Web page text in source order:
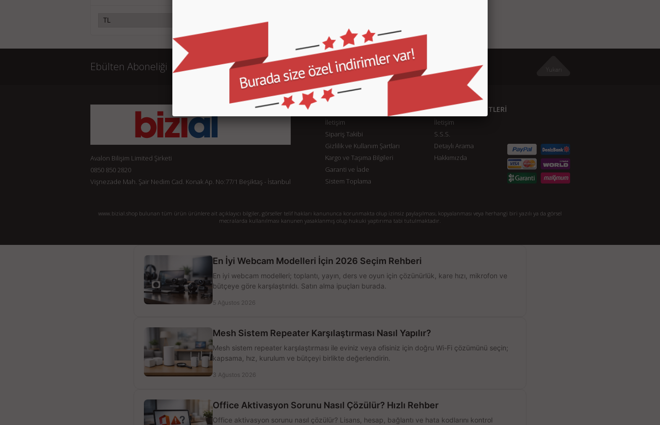
Ebülten Aboneliği
Avalon Bilişim Limited Şirketi
0850 850 2820
Vişnezade Mah. Şair Nedim Cad. Konak Ap. No:77/1 Beşiktaş - İstanbul
İletişim
Sipariş Takibi
Gizlilik ve Kullanım Şartları
Kargo ve Taşıma Bilgileri
Garanti ve İade
Sistem Toplama
MÜŞTERİ HİZMETLERİ
İletişim
S.S.S.
Detaylı Arama
Hakkımızda
www.bizial.shop bulunan tüm ürün ürünlere ait açıklayıcı bilgiler, görseller telif hakları kanununca korunmakta olup izinsiz paylaşılması, kopyalanması veya herhangi biri yazılı ya da görsel
mecralarda kullanılması kanunen yasaklanmış olup hukuki yaptırıma tabi tutulmaktadır.
En İyi Webcam Modelleri İçin 2026 Seçim Rehberi
En iyi webcam modelleri; toplantı, yayın, ders ve oyun için çözünürlük, kare hızı, mikrofon ve
bütçeye göre karşılaştırıldı. Satın alma ipuçları burada.
5 Ağustos 2026
Mesh Sistem Repeater Karşılaştırması Nasıl Yapılır?
Mesh sistem repeater karşılaştırması ile eviniz veya ofisiniz için doğru Wi-Fi çözümünü seçin;
kapsama, hız, kurulum ve bütçeyi birlikte değerlendirin.
3 Ağustos 2026
Office Aktivasyon Sorunu Nasıl Çözülür? Hızlı Rehber
Office aktivasyon sorunu nasıl çözülür? Lisans, hesap, bağlantı ve hata kodlarını kontrol